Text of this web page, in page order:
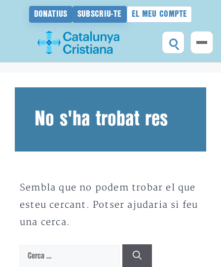
DONATIUS SUBSCRIU-TE EL MEU COMPTE
No s'ha trobat res
Sembla que no podem trobar el que
esteu cercant. Potser ajudaria si feu
una cerca.
Cerca: